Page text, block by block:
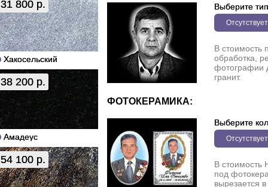
31 800 р.
Хакосельский
38 200 р.
Амадеус
54 100 р.
Выберите тип
Отсутствует
В стоимость
обработка,
фотографии
гранит.
ФОТОКЕРАМИКА:
Выберите
Отсутствует
В стоимость
под
вырезается